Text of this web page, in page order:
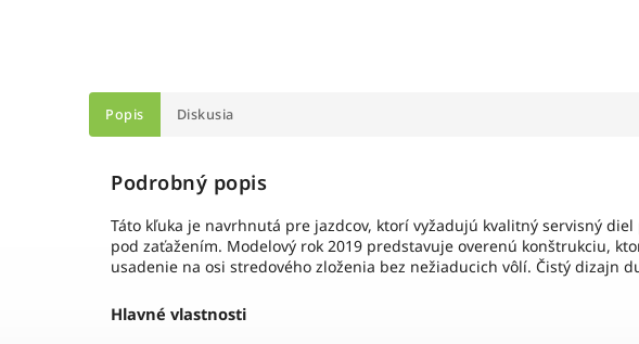
Popis Diskusia
Podrobný popis
Táto kľuka je navrhnutá pre jazdcov, ktorí vyžadujú kvalitný servisný
pod zaťažením. Modelový rok 2019 predstavuje overenú konštrukciu,
usadenie na osi stredového zloženia bez nežiaducich vôlí. Čistý dizajn
Hlavné vlastnosti